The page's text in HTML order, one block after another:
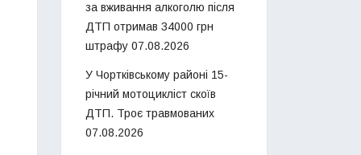
за вживання алкоголю після
ДТП отримав 34000 грн
штрафу 07.08.2026
У Чортківському районі 15-
річний мотоцикліст скоїв
ДТП. Троє травмованих
07.08.2026